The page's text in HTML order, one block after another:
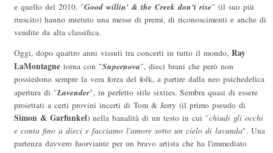
e quello del 2010, "Good willin' & the Creek don't rise" (il suo più
riuscito) hanno mietuto una messe di premi, di riconoscimenti e anche di
vendite da alta classifica.
Oggi, dopo quattro anni vissuti tra concerti in tutto il mondo, Ray
LaMontagne torna con "Supernova", dieci brani che però non
possiedono sempre la vera forza del folk, a partire dalla neo psichedelica
apertura di "Lavender", in perfetto stile sixties. Sembra quasi di essere
proiettati a certi provini incerti di Tom & Jerry (il primo pseudo di
Simon & Garfunkel) nella banalità di un testo in cui "chiudi gli occhi
e conta fino a dieci e facciamo l'amore sotto un cielo di lavanda". Una
partenza davvero fuorviante per un bravo artista che ha l'immediato